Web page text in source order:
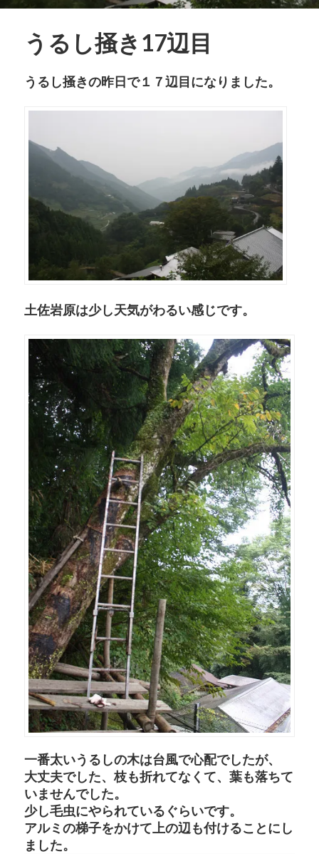
うるし掻き17辺目
うるし掻きの昨日で１７辺目になりました。
土佐岩原は少し天気がわるい感じです。
一番太いうるしの木は台風で心配でしたが、
大丈夫でした、枝も折れてなくて、葉も落ちて
いませんでした。
少し毛虫にやられているぐらいです。
アルミの梯子をかけて上の辺も付けることにし
ました。